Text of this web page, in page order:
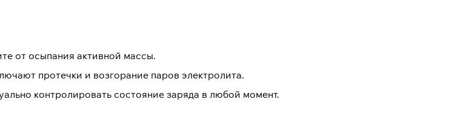
от осыпания активной массы.
протечки и возгорание паров электролита.
контролировать состояние заряда в любой момент.